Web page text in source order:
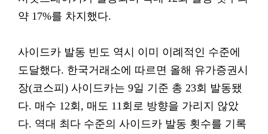
약 17%를 차지했다.
사이드카 발동 빈도 역시 이미 이례적인 수준에
도달했다. 한국거래소에 따르면 올해 유가증권시
장(코스피) 사이드카는 9일 기준 총 23회 발동됐
다. 매수 12회, 매도 11회로 방향을 가리지 않았
다. 역대 최다 수준의 사이드카 발동 횟수를 기록